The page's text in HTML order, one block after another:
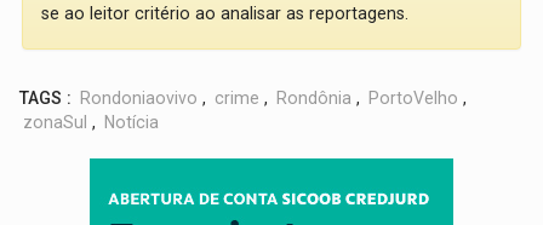
se ao leitor critério ao analisar as reportagens.
TAGS : Rondoniaovivo , crime , Rondônia , PortoVelho ,
zonaSul , Notícia